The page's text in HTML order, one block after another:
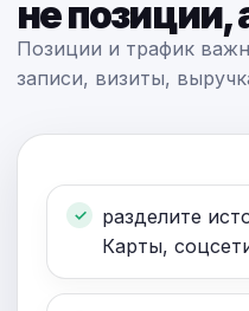
не позиции,
Позиции и трафик
записи, визиты,
разделите
Карты,